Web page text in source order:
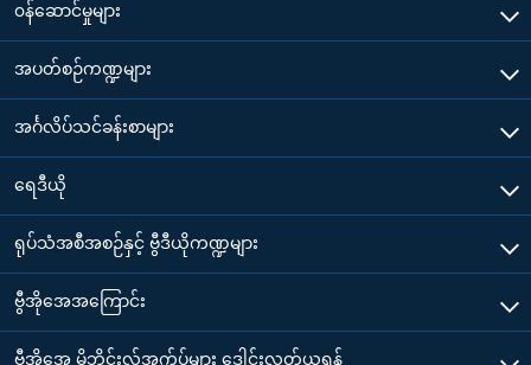
၀န်ဆောင်မှုများ
အပတ်စဉ်ကဏ္ဍများ
အင်္ဂလိပ်သင်ခန်းစာများ
ရေဒီယို
ရုပ်သံအစီအစဉ်နှင့် ဗွီဒီယိုကဏ္ဍများ
ဗွီအိုအေအကြောင်း
ဗွီအိုအေ မိုဘိုင်းလ်အက်ပ်များ ဒေါင်းလုတ်ယူရန်